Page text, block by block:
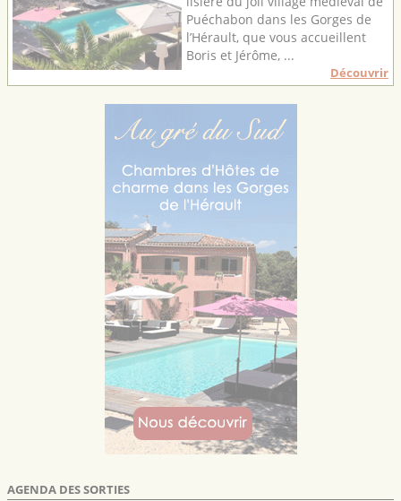
Puéchabon dans les Gorges de
l’Hérault, que vous accueillent
Boris et Jérôme, ...
Découvrir
AGENDA DES SORTIES